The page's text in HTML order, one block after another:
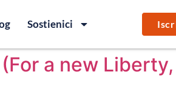
Sostienici
a new